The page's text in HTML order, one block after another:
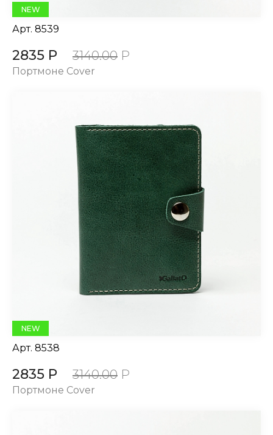
NEW
Арт. 8539
2835 Р 3140.00 Р
Портмоне Cover
NEW
Арт. 8538
2835 Р 3140.00 Р
Портмоне Cover